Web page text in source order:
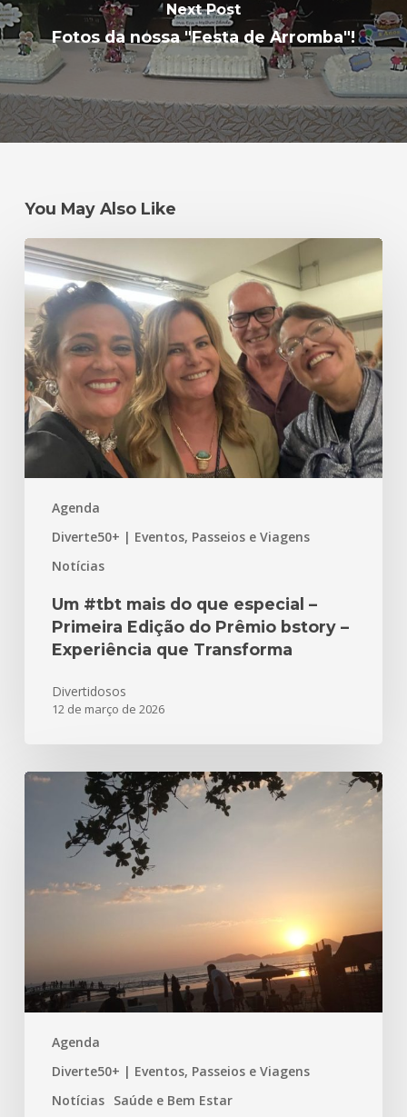
Next Post
Fotos da nossa "Festa de Arromba"!
You May Also Like
Agenda
Diverte50+ | Eventos, Passeios e Viagens
Notícias
Um
#tbt
mais
do
que
especial
–
Primeira
Edição
do
bstory
Transforma
Um #tbt mais do que especial –
Primeira Edição do Prêmio bstory –
Experiência que Transforma
Divertidosos
12 de março de 2026
Agenda
Diverte50+ | Eventos, Passeios e Viagens
Notícias Saúde e Bem Estar
Parabéns